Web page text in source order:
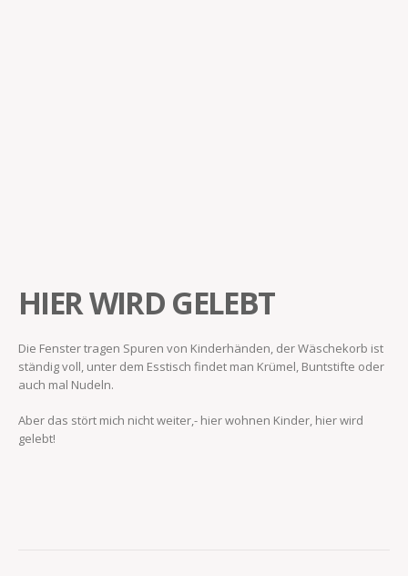
HIER WIRD GELEBT
Die Fenster tragen Spuren von Kinderhänden, der Wäschekorb ist
ständig voll, unter dem Esstisch findet man Krümel, Buntstifte oder
auch mal Nudeln.
Aber das stört mich nicht weiter,- hier wohnen Kinder, hier wird
gelebt!